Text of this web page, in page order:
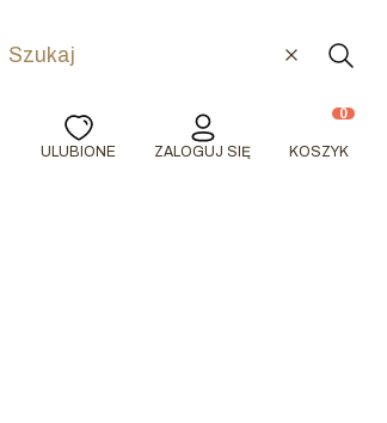
Wyczyść
ULUBIONE ZALOGUJ SIĘ
Produkty
KOSZYK